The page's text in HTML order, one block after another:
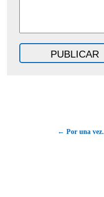
← Por una vez.